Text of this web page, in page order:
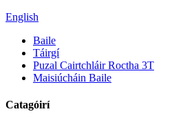
English
Baile
Táirgí
Puzal Cairtchláir Roctha 3T
Maisiúcháin Baile
Catagóirí